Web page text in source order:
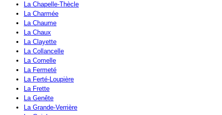
La Chapelle-Thècle
La Charmée
La Chaume
La Chaux
La Clayette
La Collancelle
La Comelle
La Fermeté
La Ferté-Loupière
La Frette
La Genête
La Grande-Verrière